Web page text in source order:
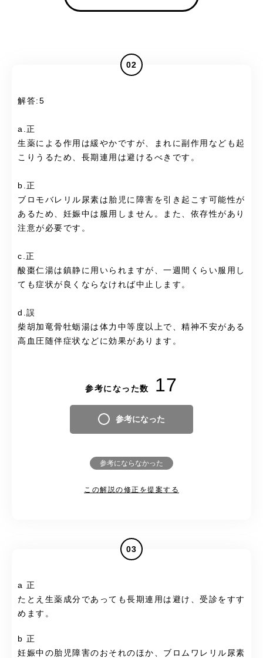
02
解答:5
a.正
生薬による作用は緩やかですが、まれに副作用なども起
こりうるため、長期連用は避けるべきです。
b.正
ブロモバレリル尿素は胎児に障害を引き起こす可能性が
あるため、妊娠中は服用しません。また、依存性があり
注意が必要です。
c.正
酸棗仁湯は鎮静に用いられますが、一週間くらい服用し
ても症状が良くならなければ中止します。
d.誤
柴胡加竜骨牡蛎湯は体力中等度以上で、精神不安がある
高血圧随伴症状などに効果があります。
参考になった数 17
参考になった
参考にならなかった
この解説の修正を提案する
03
a 正
たとえ生薬成分であっても長期連用は避け、受診をすす
めます。
b 正
妊娠中の胎児障害のおそれのほか、ブロムワレリル尿素